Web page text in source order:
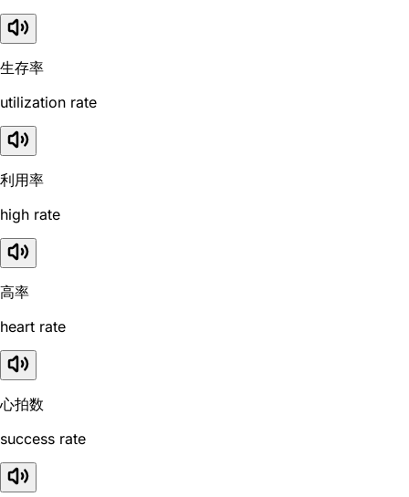
生存率
utilization rate
利用率
high rate
高率
heart rate
心拍数
success rate